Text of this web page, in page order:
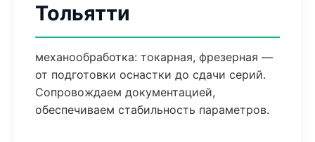
Тольятти
механообработка: токарная, фрезерная —
от подготовки оснастки до сдачи серий.
Сопровождаем документацией,
обеспечиваем стабильность параметров.